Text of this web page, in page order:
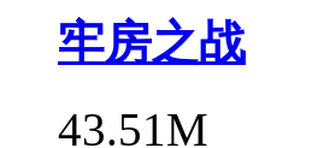
牢房之战
43.51M